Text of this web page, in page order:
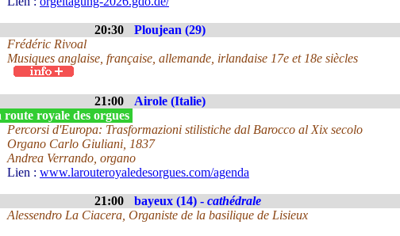
20:30 Ploujean (29)
Frédéric Rivoal
Musiques anglaise, française, allemande, irlandaise 17e et 18e siècles
21:00 Airole (Italie)
royale des orgues
Percorsi d'Europa: Trasformazioni stilistiche dal Barocco al Xix secolo
Organo Carlo Giuliani, 1837
Andrea Verrando, organo
Lien : www.larouteroyaledesorgues.com/agenda
21:00 bayeux (14) - cathédrale
Alessendro La Ciacera, Organiste de la basilique de Lisieux